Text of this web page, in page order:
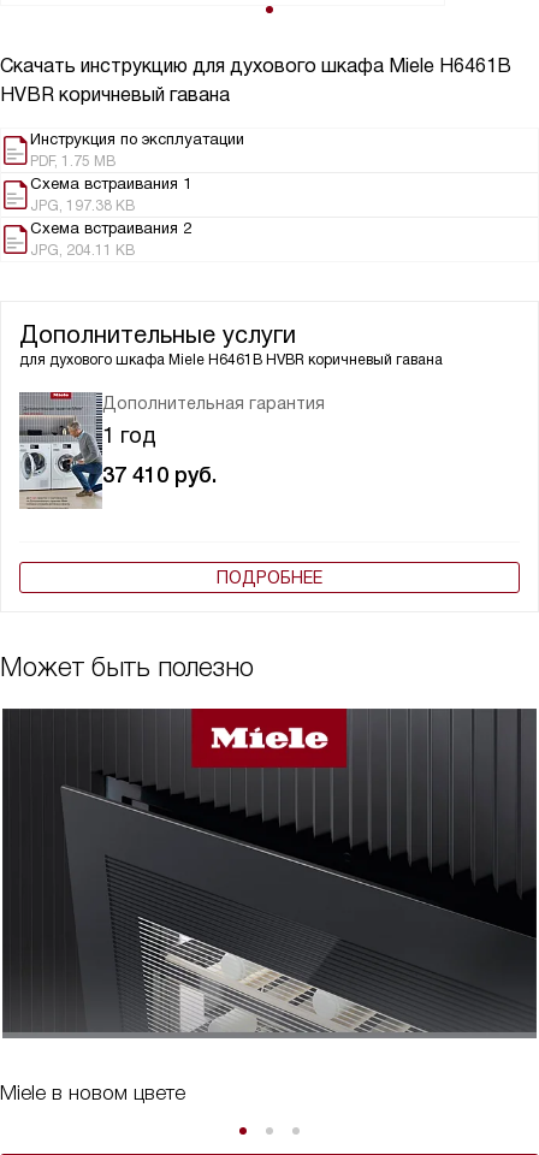
Скачать инструкцию для духового шкафа Miele H6461B
HVBR коричневый гавана
Инструкция по эксплуатации
PDF, 1.75 MB
Схема встраивания 1
JPG, 197.38 KB
Схема встраивания 2
JPG, 204.11 KB
Дополнительные услуги
для духового шкафа Miele H6461B HVBR коричневый гавана
Дополнительная гарантия
1 год
37 410 руб.
ПОДРОБНЕЕ
Может быть полезно
Miele в новом цвете